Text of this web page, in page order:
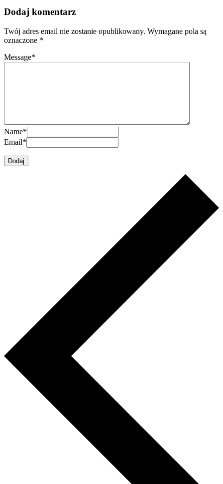
Dodaj komentarz
Twój adres email nie zostanie opublikowany. Wymagane pola są
oznaczone *
Message*
Name*
Email*